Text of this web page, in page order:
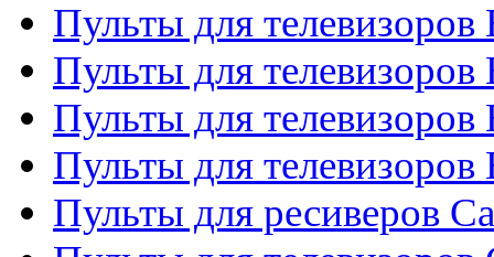
Пульты для телевизоров
Пульты для телевизоров
Пульты для телевизоров
Пульты для телевизоров
Пульты для ресиверов